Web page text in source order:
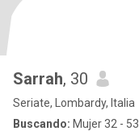
Sarrah, 30
Seriate, Lombardy, Italia
Buscando: Mujer 32 - 53